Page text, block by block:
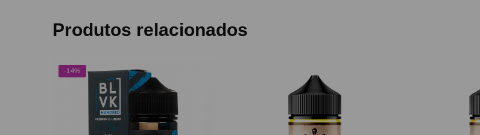
Produtos relacionados
-14%